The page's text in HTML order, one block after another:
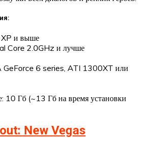
и выше
Core 2.0GHz и лучше
GeForce 6 series, ATI 1300XT или
10 Гб (~13 Гб на время установки
New Vegas